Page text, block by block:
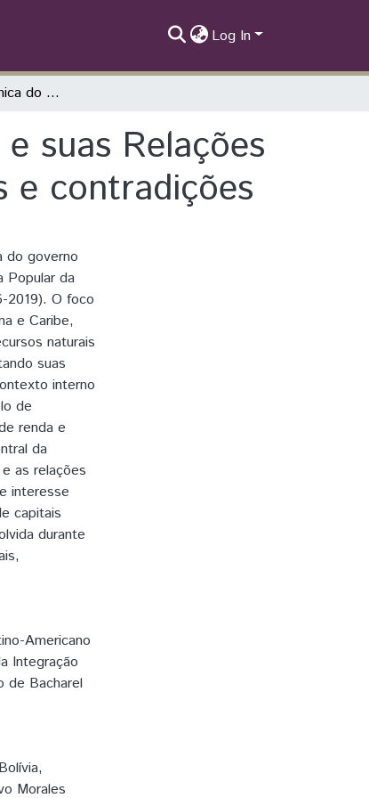
Log In
A Política Econômica do Governo de Morales e suas Relações com a China (2006-2019): Tendências, dilemas e contradições
suas Relações
e contradições
do governo
Popular da
2019). O foco
e Caribe,
naturais
suas
interno
de
renda e
da
as relações
interesse
capitais
durante
Americano
Integração
de Bacharel
,
Morales